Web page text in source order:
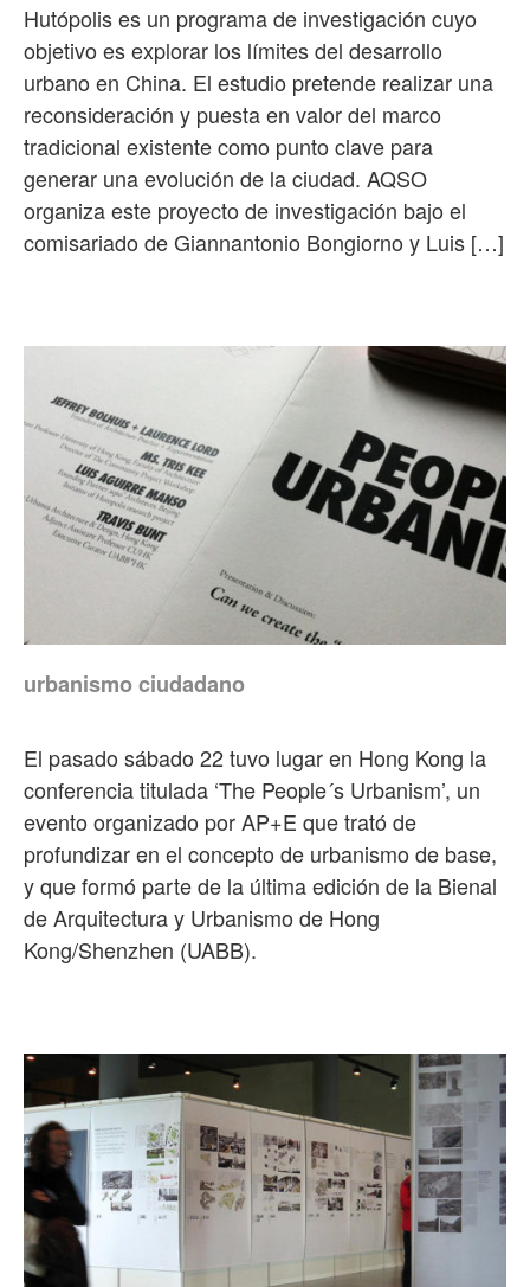
Hutópolis es un programa de investigación cuyo
objetivo es explorar los límites del desarrollo
urbano en China. El estudio pretende realizar una
reconsideración y puesta en valor del marco
tradicional existente como punto clave para
generar una evolución de la ciudad. AQSO
organiza este proyecto de investigación bajo el
comisariado de Giannantonio Bongiorno y Luis […]
urbanismo ciudadano
El pasado sábado 22 tuvo lugar en Hong Kong la
conferencia titulada ‘The People´s Urbanism’, un
evento organizado por AP+E que trató de
profundizar en el concepto de urbanismo de base,
y que formó parte de la última edición de la Bienal
de Arquitectura y Urbanismo de Hong
Kong/Shenzhen (UABB).